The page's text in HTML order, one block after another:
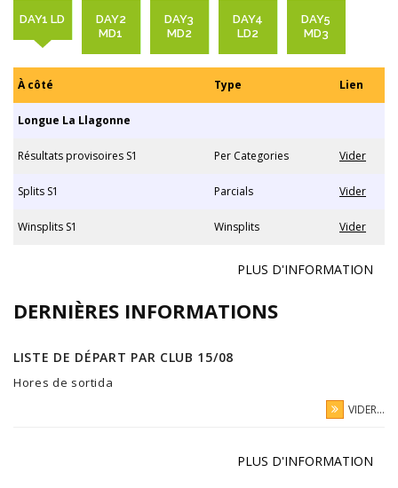
DAY1 LD
DAY2
MD1
DAY3
MD2
DAY4
LD2
DAY5
MD3
À côté Type Lien
Longue La Llagonne
Résultats provisoires S1 Per Categories Vider
Splits S1 Parcials Vider
Winsplits S1 Winsplits Vider
PLUS D'INFORMATION
DERNIÈRES INFORMATIONS
LISTE DE DÉPART PAR CLUB 15/08
Hores de sortida
VIDER...
PLUS D'INFORMATION